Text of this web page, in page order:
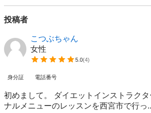
投稿者
こつぶちゃん
女性
5.0(4)
身分証 電話番号
初めまして。 ダイエットインストラク
ナルメニューのレッスンを西宮市で行っ